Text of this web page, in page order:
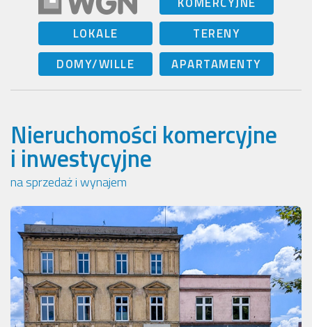
LOKALE
TERENY
DOMY/WILLE
APARTAMENTY
Nieruchomości komercyjne
i inwestycyjne
na sprzedaż i wynajem